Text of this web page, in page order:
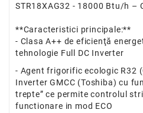
STR18XAG32 - 18000 Btu/h –
**Caracteristici principale:**
- Clasa A++ de eficienţă
tehnologie Full DC Inverter
- Agent frigorific ecologic R32
Inverter GMCC (Toshiba) cu
trepte” ce permite controlul
functionare in mod ECO